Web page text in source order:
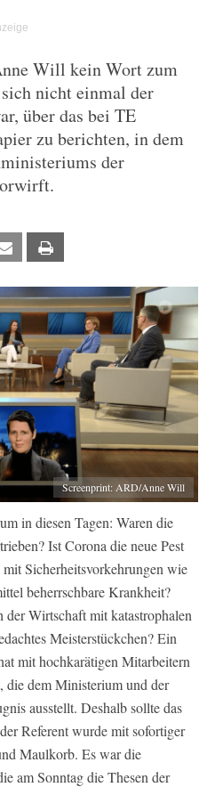
Will kein Wort zum
sich nicht einmal der
über das bei TE
zu berichten, in dem
der
Email
Screenprint: ARD/Anne Will
in diesen Tagen: Waren die
Ist Corona die neue Pest
Sicherheitsvorkehrungen wie
beherrschbare Krankheit?
Wirtschaft mit katastrophalen
Meisterstückchen? Ein
mit hochkarätigen Mitarbeitern
die dem Ministerium und der
ausstellt. Deshalb sollte das
Referent wurde mit sofortiger
Maulkorb. Es war die
am Sonntag die Thesen der